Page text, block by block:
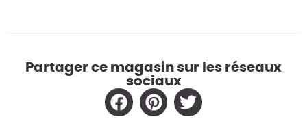
Partager ce magasin sur les réseaux
sociaux